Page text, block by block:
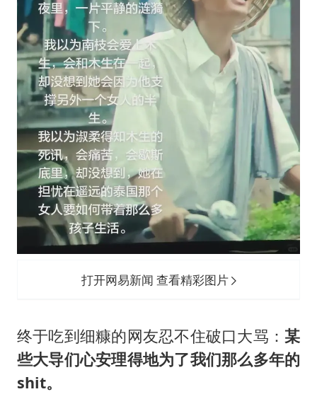
打开网易新闻 查看精彩图片
终于吃到细糠的网友忍不住破口大骂： 某
些大导们心安理得地为了我们那么多年的
shit。